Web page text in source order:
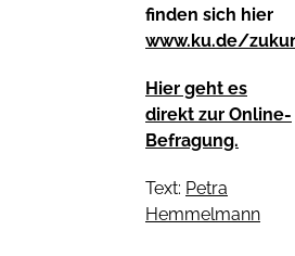
finden sich hier
www.ku.de/
Hier geht es
direkt zur Online-
Befragung.
Text: Petra
Hemmelmann